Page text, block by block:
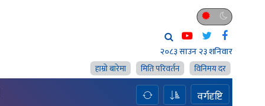
२०८३ साउन २३ शनिवार
हाम्राे बारेमा
मिति परिवर्तन विनिमय दर
वर्गदृष्टि